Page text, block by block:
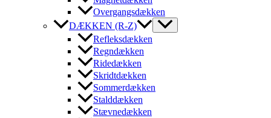
Overgangsdækken
DÆKKEN (R-Z)
Refleksdækken
Regndækken
Ridedækken
Skridtdækken
Sommerdækken
Stalddækken
Stævnedækken